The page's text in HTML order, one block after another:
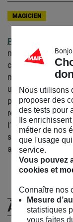
MAGICIEN
Pierre
découvre
ne le lâchera plus.
commence à
magie, qu’est-ce
une Khâgne
philosophie à la
recherche,
l’anthropologie et
s’accompagne
auprès de publics
À
Nous utilisons
proposer des
des tests pour
Ils
métier de nos
que l'usage
service.
Vous pouvez
cookies et
Connaître nos
Mesure
statistiques
vous faites